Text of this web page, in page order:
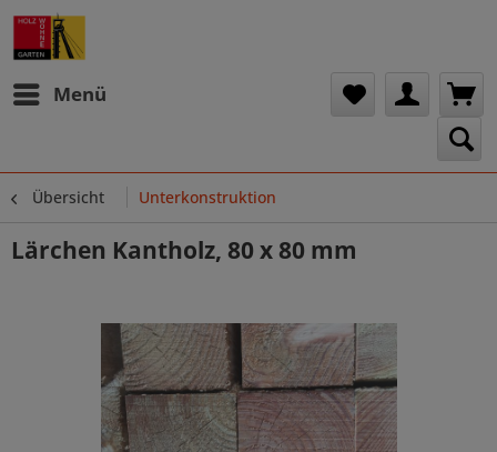
Menü
Übersicht Unterkonstruktion
Lärchen Kantholz, 80 x 80 mm